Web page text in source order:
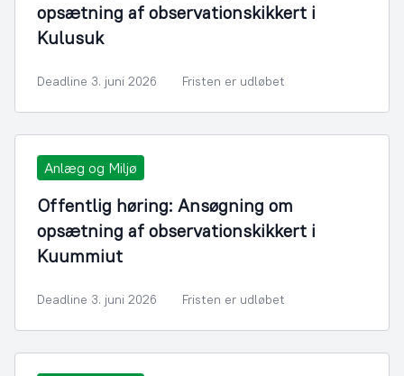
opsætning af observationskikkert i
Kulusuk
Deadline 3. juni 2026 Fristen er udløbet
Anlæg og Miljø
Offentlig høring: Ansøgning om
opsætning af observationskikkert i
Kuummiut
Deadline 3. juni 2026 Fristen er udløbet